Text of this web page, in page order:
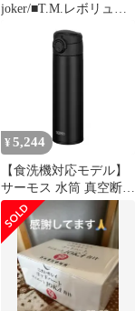
joker/■T.M.レボリュー
ン/T.M.Revolution【494
8025007634/ARCJ76】
¥ 5,244
【食洗機対応モデル】
サーモス 水筒 真空断熱
ケータイマグ 500ml ブ
ラック 本体もパーツも
すべて食洗機対応 ワン
タッチオープン ステン
レス ボトル 保温保冷
JOK-500 BK